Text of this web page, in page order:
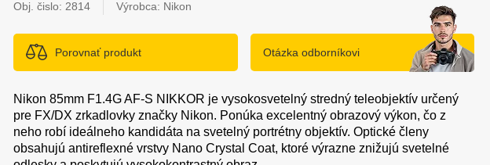
Obj. čislo: 2814 Výrobca: Nikon
Porovnať produkt Otázka odborníkovi
Nikon 85mm F1.4G AF-S NIKKOR je vysokosvetelný stredný teleobjektív určený
pre FX/DX zrkadlovky značky Nikon. Ponúka excelentný obrazový výkon, čo z
neho robí ideálneho kandidáta na svetelný portrétny objektív. Optické členy
obsahujú antireflexné vrstvy Nano Crystal Coat, ktoré výrazne znižujú svetelné